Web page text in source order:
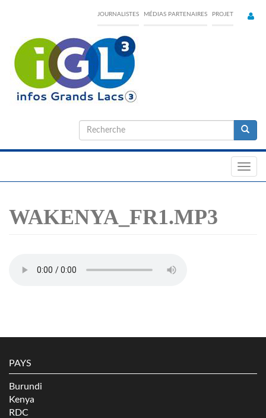
content
JOURNALISTES MÉDIAS PARTENAIRES PROJET
Formulaire
de
WAKENYA_FR1.MP3
PAYS
Burundi
Kenya
RDC